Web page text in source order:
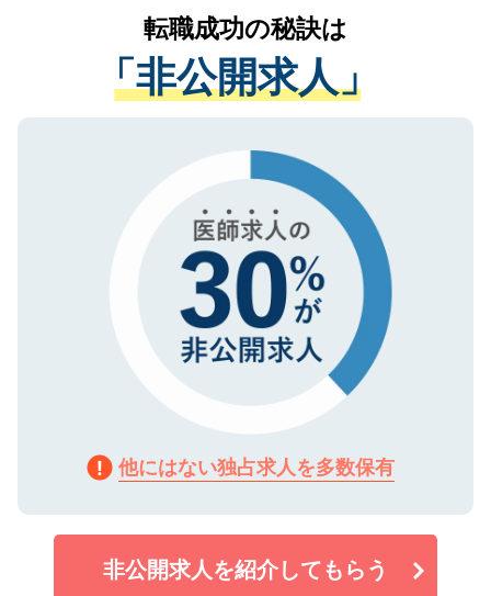
は、個人情報の取り扱いについての厳密な
管理基準を満たした事業者のみに付与され
る、プライバシーマークを取得済みです。
で、機密保持に関してもご安心ください。
かがいして、現在の医療機関の状況や紹介
経験をまじえながら、適切なアドバイスを
させていただきます。すぐにご転職をされ
ない方には、長期的なサポートが可能です
ので、まずはご登録ください。
転職成功の秘訣は
「非公開求人」
他にはない独占求人を多数保有
非公開求人を紹介してもらう